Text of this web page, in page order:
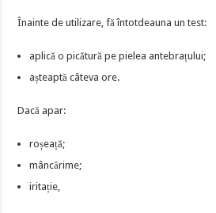
Înainte de utilizare, fă întotdeauna un test:
aplică o picătură pe pielea antebrațului;
așteaptă câteva ore.
Dacă apar:
roșeață;
mâncărime;
iritație,